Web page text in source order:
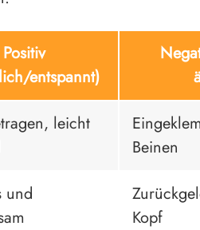
Positiv
entspannt)
leicht
Beinen
und
Kopf